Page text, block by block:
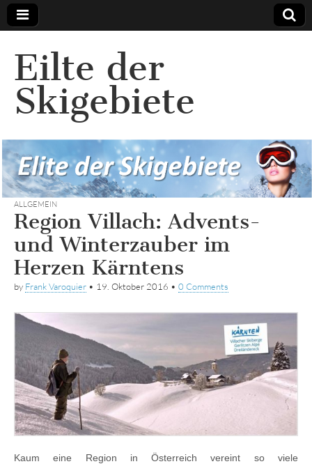
Eilte der
Skigebiete
ALLGEMEIN
Region Villach: Advents-
und Winterzauber im
Herzen Kärntens
by Frank Varoquier • 19. Oktober 2016 • 0 Comments
Kaum eine Region in Österreich vereint so viele